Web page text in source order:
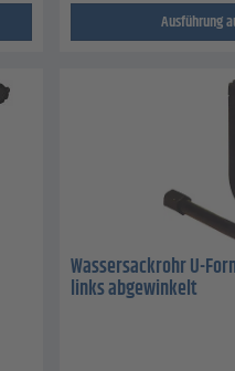
Ausführung
Wassersackrohr U-
links abgewinkelt